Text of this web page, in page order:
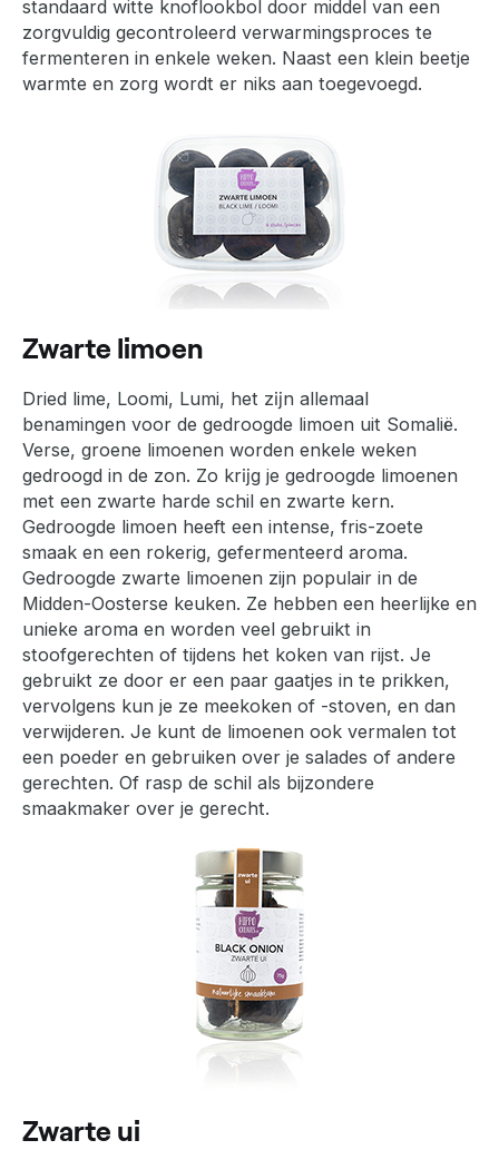
standaard witte knoflookbol door middel van een
zorgvuldig gecontroleerd verwarmingsproces te
fermenteren in enkele weken. Naast een klein beetje
warmte en zorg wordt er niks aan toegevoegd.
Zwarte limoen
Dried lime, Loomi, Lumi, het zĳn allemaal
benamingen voor de gedroogde limoen uit Somalië.
Verse, groene limoenen worden enkele weken
gedroogd in de zon. Zo krĳg je gedroogde limoenen
met een zwarte harde schil en zwarte kern.
Gedroogde limoen heeft een intense, fris-zoete
smaak en een rokerig, gefermenteerd aroma.
Gedroogde zwarte limoenen zijn populair in de
Midden-Oosterse keuken. Ze hebben een heerlijke en
unieke aroma en worden veel gebruikt in
stoofgerechten of tijdens het koken van rijst. Je
gebruikt ze door er een paar gaatjes in te prikken,
vervolgens kun je ze meekoken of -stoven, en dan
verwijderen. Je kunt de limoenen ook vermalen tot
een poeder en gebruiken over je salades of andere
gerechten. Of rasp de schil als bijzondere
smaakmaker over je gerecht.
Zwarte ui